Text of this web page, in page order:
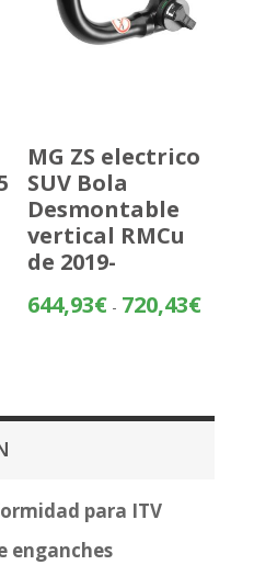
MG ZS electrico
SUV Bola
Desmontable
vertical RMCu
de 2019-
644,93€ - 720,43€Rango
hasta
para ITV
enganches